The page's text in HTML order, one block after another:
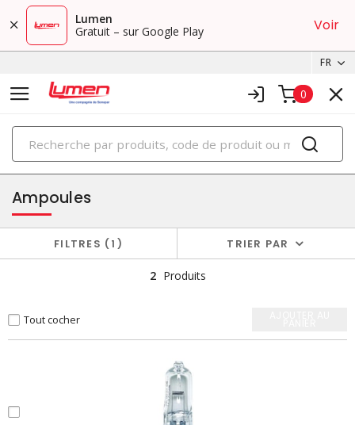
Lumen
Gratuit – sur Google Play
Voir
FR
0
PRODUITS
éclairage
Ampoules
FILTRES 1 TRIER PAR
2 Produits
Tout cocher